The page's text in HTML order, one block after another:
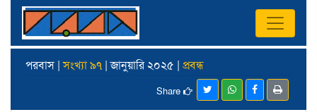
পরবাস |সংখ্যা ৯৭ | জানুয়ারি ২০২৫ | প্রবন্ধ
Share